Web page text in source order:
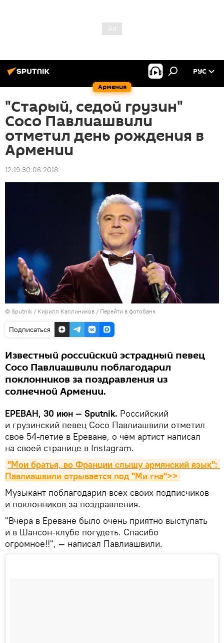
Армения
РУС
"Старый, седой грузин"
Сосо Павлиашвили
отметил день рождения в
Армении
12:19 30.06.2018
© Sputnik / Кирилл Каллиников / Перейти в фотобанк
Подписаться
Известный российский эстрадный певец
Сосо Павлиашвили поблагодарил
поклонников за поздравления из
солнечной Армении.
ЕРЕВАН, 30 июн — Sputnik. Российский
и грузинский певец Сосо Павлиашвили отметил
свое 54-летие в Ереване, о чем артист написал
на своей странице в Instagram.
"Мои братья, во Франции слышу армянский язык":
Павлиашвили отрывается под "Ми гна">>
Музыкант поблагодарил всех своих подписчиков
и поклонников за поздравления.
"Вчера в Ереване было очень приятно выступать
и в Шансон-клубе погудеть. Спасибо
огромное!!", — написал Павлиашвили.